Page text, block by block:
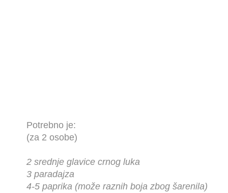
Potrebno je:
(za 2 osobe)
2 srednje glavice crnog luka
3 paradajza
4-5 paprika (može raznih boja zbog šarenila)